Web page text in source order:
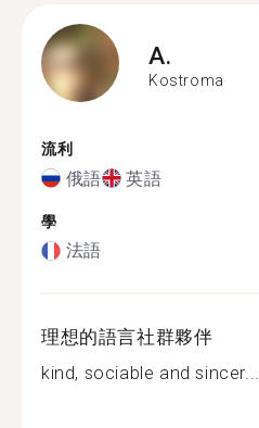
A.
Kostroma
流利
俄語 英語
學
法語
理想的語言社群夥伴
kind, sociable and sincer...